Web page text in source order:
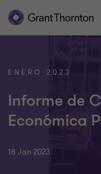
ENERO 2023
Informe de
Económica
18 Jan 2023